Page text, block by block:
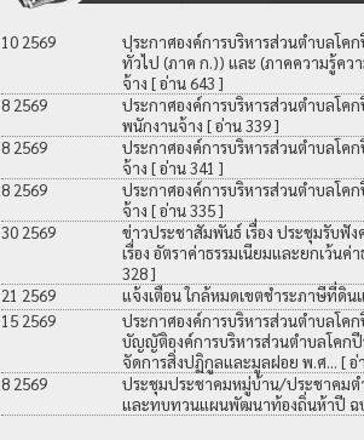
10 2569
ประกาศองค์การบริหารส่วนตำบลโค
ทั่วไป (ภาค ก.)) และ (ภาคความรู้คว
จ้าง [ อ่าน 643 ]
8 2569
ประกาศองค์การบริหารส่วนตำบลโค
พนักงานจ้าง [ อ่าน 339 ]
8 2569
ประกาศองค์การบริหารส่วนตำบลโค
จ้าง [ อ่าน 341 ]
8 2569
ประกาศองค์การบริหารส่วนตำบลโค
จ้าง [ อ่าน 335 ]
30 2569
ข่าวประชาสัมพันธ์ เรื่อง ประชุมรับฟั
เรื่อง อัตราค่าธรรมเนียมและยกเว้น
328 ]
21 2569
แจ้งเตือน ใกล้หมดเขตชำระภาษีที่ดิ
15 2569
ประกาศองค์การบริหารส่วนตำบลโคก
บัญญัติองค์การบริหารส่วนตำบลโคกปี
จัดการสิ่งปฏิกูลและมูลฝอย พ.ศ... [ อ่
8 2569
ประชุมประชาคมหมู่บ้าน/ประชาคม
และทบทวนแผนพัฒนาท้องถิ่นห้าปี ฉ